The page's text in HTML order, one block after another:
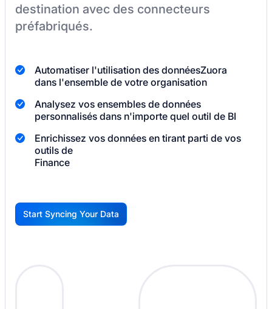
destination avec des connecteurs
préfabriqués.
Automatiser l'utilisation des donnéesZuora
dans l'ensemble de votre organisation
Analysez vos ensembles de données
personnalisés dans n'importe quel outil de BI
Enrichissez vos données en tirant parti de vos
outils de
Finance
G
Start Syncing Your Data